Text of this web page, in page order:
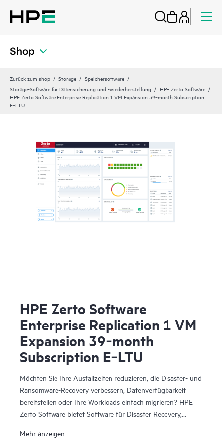
Shop
Zurück zum shop Storage
Speichersoftware
Storage-Software für Datensicherung und -wiederherstellung
HPE Zerto Software
HPE Zerto Software Enterprise Replication 1 VM Expansion 39‑month Subscription
E‑LTU
HPE Zerto Software
Enterprise Replication 1 VM
Expansion 39‑month
Subscription E‑LTU
Möchten Sie Ihre Ausfallzeiten reduzieren, die Disaster- und
Ransomware-Recovery verbessern, Datenverfügbarkeit
bereitstellen oder Ihre Workloads einfach migrieren? HPE
Zerto Software bietet Software für Disaster Recovery,
und Cloud-Umgebungen. HPE Zerto Software wurde für
Mehr anzeigen